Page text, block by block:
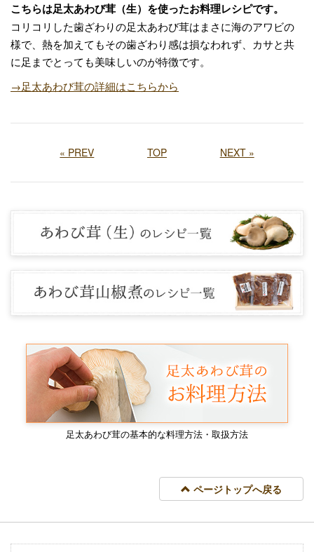
こちらは足太あわび茸（生）を使ったお料理レシピです。
コリコリした歯ざわりの足太あわび茸はまさに海のアワビの
様で、熱を加えてもその歯ざわり感は損なわれず、カサと共
に足までとっても美味しいのが特徴です。
→足太あわび茸の詳細はこちらから
« PREV TOP NEXT »
足太あわび茸の基本的な料理方法・取扱方法
ページトップへ戻る